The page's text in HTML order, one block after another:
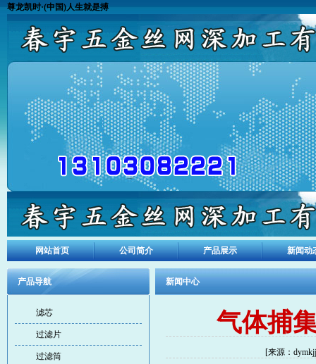
尊龙凯时·(中国)人生就是搏
网站首页 公司简介 产品展示 新闻动
产品导航
滤芯
过滤片
过滤筒
新闻中心
气体捕
[来源：